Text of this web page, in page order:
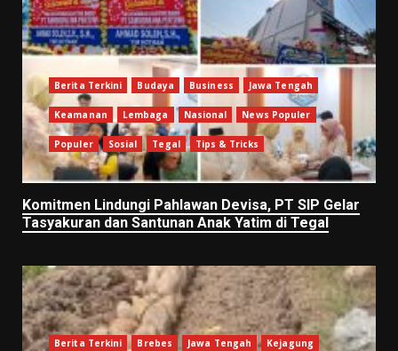
Berita Terkini Budaya Business Jawa Tengah
Keamanan Lembaga Nasional News Populer
Populer Sosial Tegal Tips & Tricks
Komitmen Lindungi Pahlawan Devisa, PT SIP Gelar
Tasyakuran dan Santunan Anak Yatim di Tegal
Berita Terkini Brebes Jawa Tengah Kejagung